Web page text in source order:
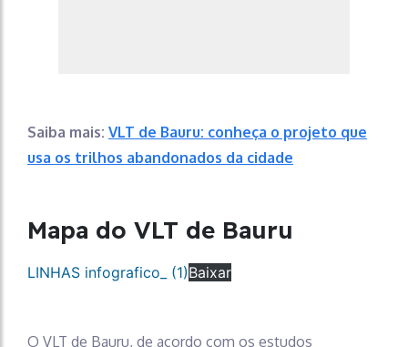
Saiba mais: VLT de Bauru: conheça o projeto que
usa os trilhos abandonados da cidade
Mapa do VLT de Bauru
LINHAS infografico_ (1)Baixar
O VLT de Bauru, de acordo com os estudos